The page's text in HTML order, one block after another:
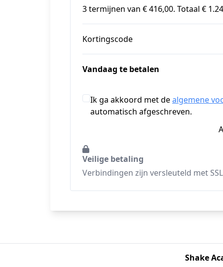
3 termijnen van € 416,00. Totaal €
Kortingscode
Vandaag te betalen
Ik ga akkoord met dealgemene
automatisch afgeschreven.
Veilige betaling
Verbindingen zijn versleuteld met
Shake